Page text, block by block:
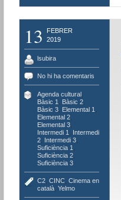
13
FEBRER
2019
lsubira
No hi ha comentaris
Agenda cultural,
Bàsic 1
Bàsic 2,
Bàsic 3, Elemental 1
Elemental 2,
Elemental 3,
Intermedi 1
Intermedi
2, Intermedi 3,
Suficiència 1
Suficiència 2,
Suficiència 3
C2, CINC, Cinema en
català, Yelmo